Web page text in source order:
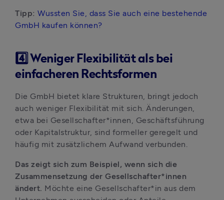
Tipp: Wussten Sie, dass Sie auch eine bestehende
GmbH kaufen können?
4️⃣ Weniger Flexibilität als bei
einfacheren Rechtsformen
Die GmbH bietet klare Strukturen, bringt jedoch
auch weniger Flexibilität mit sich. Änderungen,
etwa bei Gesellschafter*innen, Geschäftsführung
oder Kapitalstruktur, sind formeller geregelt und
häufig mit zusätzlichem Aufwand verbunden.
Das zeigt sich zum Beispiel, wenn sich die
Zusammensetzung der Gesellschafter*innen
ändert. Möchte eine Gesellschafter*in aus dem